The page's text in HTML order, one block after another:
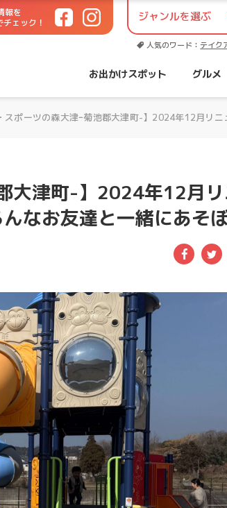
ト！
報を
チェック！
人気のワード：テイク
お出かけスポット グルメ
スポーツの森大津ｰ菊池郡大津町-】2024年12月リ
大津町-】2024年12月
なお友達と一緒にあそぼ